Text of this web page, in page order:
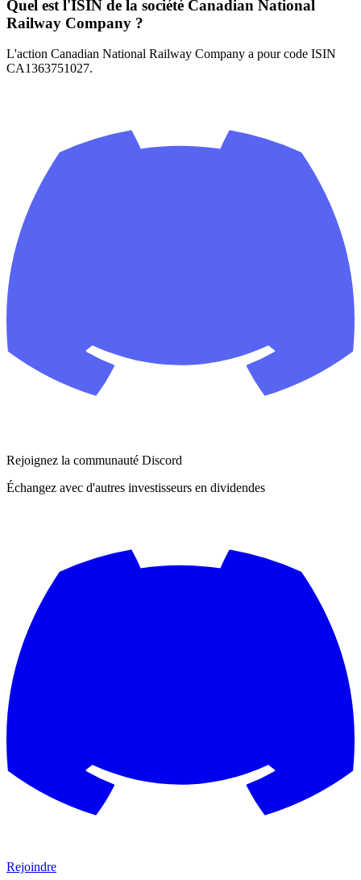
Quel est l'ISIN de la société Canadian National
Railway Company ?
L'action Canadian National Railway Company a pour code ISIN
CA1363751027.
Rejoignez la communauté Discord
Échangez avec d'autres investisseurs en dividendes
Rejoindre